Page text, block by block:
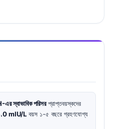
স্বাভাবিক পরিসরপ্রাপ্তবয়স্কদের
mIU/L বয়স ১-৫ বছরে গ্রহণযোগ্য